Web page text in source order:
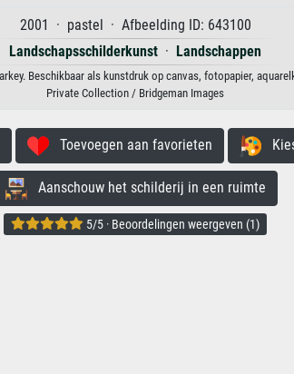
2001 · pastel · Afbeelding ID: 643100
Landschapsschilderkunst · Landschappen
Beschikbaar als kunstdruk op canvas, fotopapier,
Private Collection / Bridgeman Images
Toevoegen aan favorieten
Aanschouw het schilderij in een ruimte
5/5 · Beoordelingen weergeven (1)